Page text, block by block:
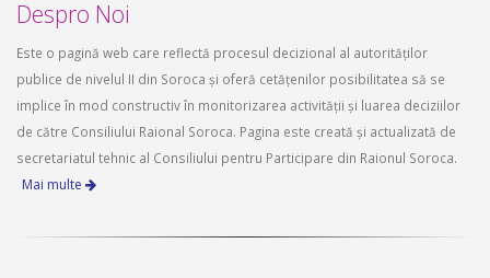
Despro Noi
Este o pagină web care reflectă procesul decizional al autorităților
publice de nivelul II din Soroca și oferă cetățenilor posibilitatea să se
implice în mod constructiv în monitorizarea activității și luarea deciziilor
de către Consiliului Raional Soroca. Pagina este creată și actualizată de
secretariatul tehnic al Consiliului pentru Participare din Raionul Soroca.
Mai multe